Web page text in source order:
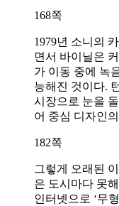
168쪽
1979년 소니의
면서 바이닐은
가 이동 중에 녹
능해진 것이다.
시장으로 눈을
어 중심 디자인
182쪽
그렇게 오래된
은 도시마다 못
인터넷으로 ‘무